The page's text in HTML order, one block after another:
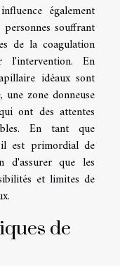
également
souffrant
de la coagulation
En
idéaux sont
zone donneuse
ont des attentes
En tant que
est primordial de
d'assurer que les
et limites de
de